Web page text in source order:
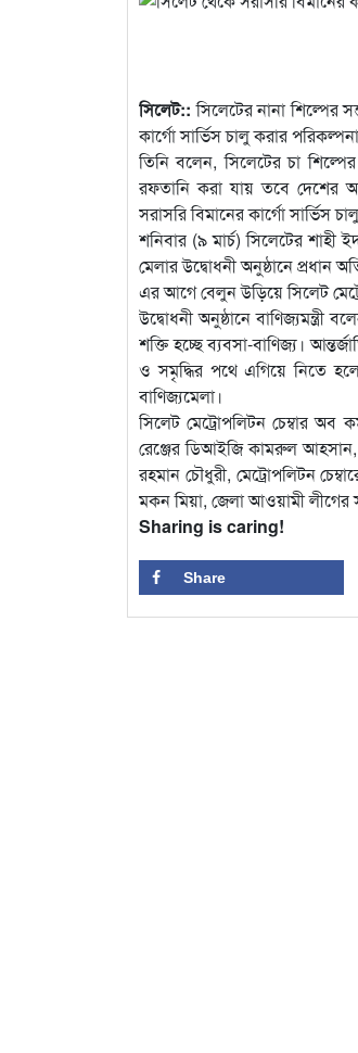
সিলেট:: সিলেটের নানা শিল্পের
কার্গো সার্ভিস চালু করার
তিনি বলেন, সিলেটের চা
রফতানি করা যায় তবে দেশের
সরাসরি বিমানের কার্গো
শনিবার (৯ মার্চ) সিলেটের শাহী
মেলার উদ্বোধনী অনুষ্ঠানে প্রধান
এর আগে বেলুন উড়িয়ে সিলেট
উদ্বোধনী অনুষ্ঠানে বাণিজ্যমন্ত্রী
শক্তি হচ্ছে ব্যবসা-বাণিজ্য।
ও সমৃদ্ধির পথে এগিয়ে নিতে
বাণিজ্যমেলা।
সিলেট মেট্রোপলিটন চেম্বার অব
রেঞ্জের ডিআইজি কামরুল
রহমান চৌধুরী, মেট্রোপলিটন
মকন মিয়া, জেলা আওয়ামী
Sharing is caring!
Share